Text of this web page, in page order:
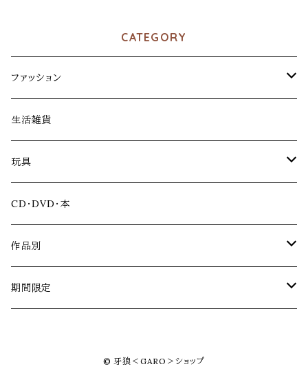
CATEGORY
ファッション
アパレル
ファッション雑貨
生活雑貨
玩具
アクリルスタンド
ソフビ
CD・DVD・本
作品別
冴島家シリーズ
期間限定
© 牙狼＜GARO＞ショップ